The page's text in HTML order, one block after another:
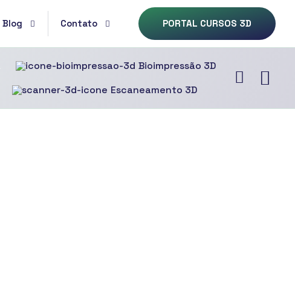
Blog Contato PORTAL CURSOS 3D
Bioimpressão 3D
Escaneamento 3D